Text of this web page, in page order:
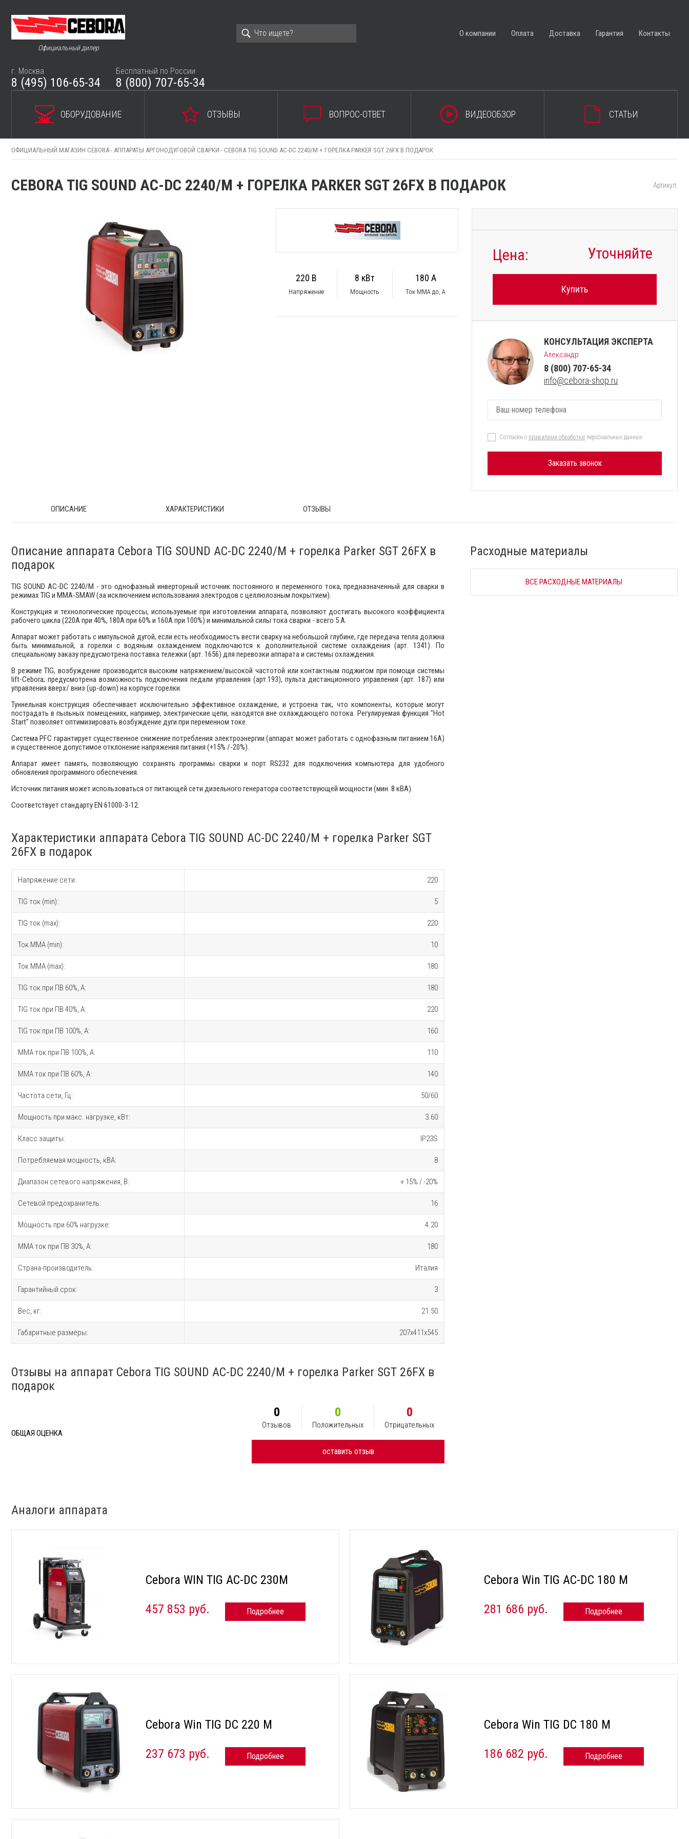
Официальный дилер
О компании Оплата Доставка Гарантия Контакты
г. Москва
8 (495) 106-65-34
Бесплатный по России
8 (800) 707-65-34
ОБОРУДОВАНИЕ ОТЗЫВЫ ВОПРОС-ОТВЕТ ВИДЕООБЗОР СТАТЬИ
ОФИЦИАЛЬНЫЙ МАГАЗИН CEBORA - АППАРАТЫ АРГОНОДУГОВОЙ СВАРКИ - CEBORA TIG SOUND AC-DC 2240/M + ГОРЕЛКА PARKER SGT 26FX В ПОДАРОК
CEBORA TIG SOUND AC-DC 2240/M + ГОРЕЛКА PARKER SGT 26FX В ПОДАРОК Артикул:
220 В
Напряжение
8 кВт
Мощность
180 А
Ток ММА до, А
Цена: Уточняйте
Купить
КОНСУЛЬТАЦИЯ ЭКСПЕРТА
Александр
8 (800) 707-65-34
info@cebora-shop.ru
Согласен с правилами обработки персональных данных
Заказать звонок
ОПИСАНИЕ ХАРАКТЕРИСТИКИ ОТЗЫВЫ
Описание аппарата Cebora TIG SOUND AC-DC 2240/M + горелка Parker SGT 26FX в
подарок
TIG SOUND AC-DC 2240/М - это однофазный инверторный источник постоянного и переменного тока, предназначенный для сварки в
режимах TIG и MMA-SMAW (за исключением использования электродов с целлюлозным покрытием).
Конструкция и технологические процессы, используемые при изготовлении аппарата, позволяют достигать высокого коэффициента
рабочего цикла (220А при 40%, 180А при 60% и 160А при 100%) и минимальной силы тока сварки - всего 5 А.
Аппарат может работать с импульсной дугой, если есть необходимость вести сварку на небольшой глубине, где передача тепла должна
быть минимальной, а горелки с водяным охлаждением подключаются к дополнительной системе охлаждения (арт. 1341). По
специальному заказу предусмотрена поставка тележки (арт. 1656) для перевозки аппарата и системы охлаждения.
В режиме TIG, возбуждение производится высоким напряжением/высокой частотой или контактным поджигом при помощи системы
lift-Cebora; предусмотрена возможность подключения педали управления (арт.193), пульта дистанционного управления (арт. 187) или
управления вверх/ вниз (up-down) на корпусе горелки.
Туннельная конструкция обеспечивает исключительно эффективное охлаждение, и устроена так, что компоненты, которые могут
пострадать в пыльных помещениях, например, электрические цепи, находятся вне охлаждающего потока. Регулируемая функция "Hot
Start" позволяет оптимизировать возбуждение дуги при переменном токе.
Система PFC гарантирует существенное снижение потребления электроэнергии (аппарат может работать с однофазным питанием 16А)
и существенное допустимое отклонение напряжения питания (+15% /-20%).
Аппарат имеет память, позволяющую сохранять программы сварки и порт RS232 для подключения компьютера для удобного
обновления программного обеспечения.
Источник питания может использоваться от питающей сети дизельного генератора соответствующей мощности (мин. 8 кВА).
Соответствует стандарту EN 61000-3-12.
Характеристики аппарата Cebora TIG SOUND AC-DC 2240/M + горелка Parker SGT
26FX в подарок
Напряжение сети: 220
TIG ток (min): 5
TIG ток (max): 220
Ток MMA (min): 10
Ток MMA (max): 180
TIG ток при ПВ 60%, A: 180
TIG ток при ПВ 40%, A: 220
TIG ток при ПВ 100%, A: 160
MMA ток при ПВ 100%, A: 110
MMA ток при ПВ 60%, A: 140
Частота сети, Гц: 50/60
Мощность при макс. нагрузке, кВт: 3.60
Класс защиты: IP23S
Потребляемая мощность, кВА: 8
Диапазон сетевого напряжения, В: + 15% / -20%
Сетевой предохранитель: 16
Мощность при 60% нагрузке: 4.20
MMA ток при ПВ 30%, A: 180
Страна-производитель: Италия
Гарантийный срок: 3
Вес, кг: 21.50
Габаритные размеры: 207x411x545
Отзывы на аппарат Cebora TIG SOUND AC-DC 2240/M + горелка Parker SGT 26FX в
подарок
ОБЩАЯ ОЦЕНКА
0
Отзывов
0
Положительных
0
Отрицательных
оставить отзыв
Расходные материалы
ВСЕ РАСХОДНЫЕ МАТЕРИАЛЫ
Аналоги аппарата
Cebora WIN TIG AC-DC 230M
457 853 руб. Подробнее
Cebora Win TIG AC-DC 180 M
281 686 руб. Подробнее
Cebora Win TIG DC 220 M
237 673 руб. Подробнее
Cebora Win TIG DC 180 M
186 682 руб. Подробнее
ЗАКРЫТЬ КОРЗИНУ